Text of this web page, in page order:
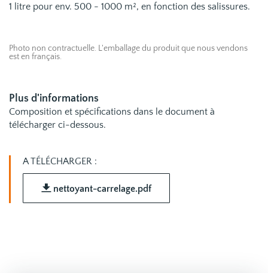
1 litre pour env. 500 - 1000 m², en fonction des salissures.
Photo non contractuelle. L'emballage du produit que nous vendons
est en français.
Plus d'informations
Composition et spécifications dans le document à
télécharger ci-dessous.
A TÉLÉCHARGER :
nettoyant-carrelage.pdf